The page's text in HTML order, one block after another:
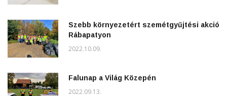
Szebb környezetért szemétgyűjtési akció
Rábapatyon
2022.10.09.
Falunap a Világ Közepén
2022.09.13.